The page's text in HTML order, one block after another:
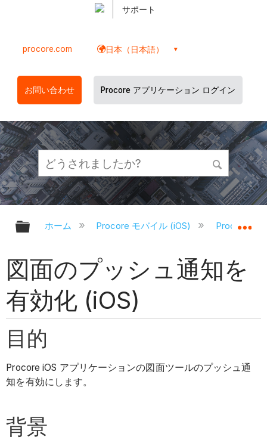
サポート
procore.com 日本（日本語）
お問い合わせ Procore アプリケーション ログイン
グローバル階層を展開/折りたたむ
ホーム Procore モバイル (iOS) Procore
図面のプッシュ通知を
有効化 (iOS)
目的
Procore iOS アプリケーションの図面ツールのプッシュ通
知を有効にします。
背景